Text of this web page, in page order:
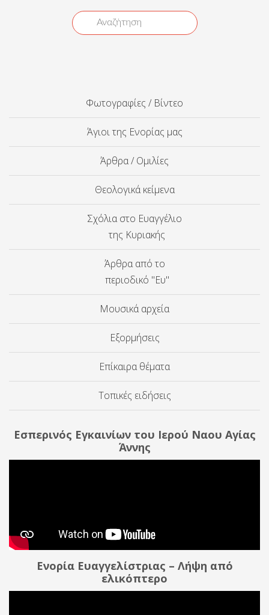
Φωτογραφίες / Βίντεο
Άγιοι της Ενορίας μας
Άρθρα / Ομιλίες
Θεολογικά κείμενα
Σχόλια στο Ευαγγέλιο
της Κυριακής
Άρθρα από το
περιοδικό "Ευ"
Μουσικά αρχεία
Εξορμήσεις
Επίκαιρα θέματα
Τοπικές ειδήσεις
Εσπερινός Εγκαινίων του Ιερού Ναου Αγίας
Άννης
Ενορία Ευαγγελίστριας – Λήψη από
ελικόπτερο